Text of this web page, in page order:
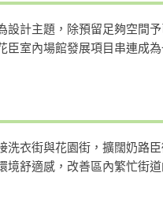
設計主題，除預留足夠空間
臣室內場館發展項目串連成
洗衣街與花園街，擴闊奶路
境舒適感，改善區內繁忙街